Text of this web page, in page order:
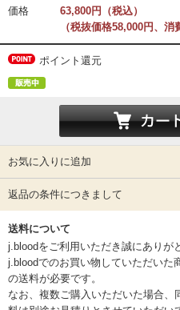
価格
63,800円（税込）
（税抜価格58,000円、消
ポイント還元
お気に入りに追加
返品の条件につきまして
送料について
j.bloodをご利用いただき誠にありが
j.bloodでのお買い物していただいた
の送料が必要です。
なお、複数ご購入いただいた場合